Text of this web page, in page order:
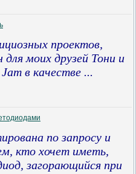
проектов,
моих друзей Тони и
в качестве ...
по запросу и
кто хочет иметь,
загорающийся при